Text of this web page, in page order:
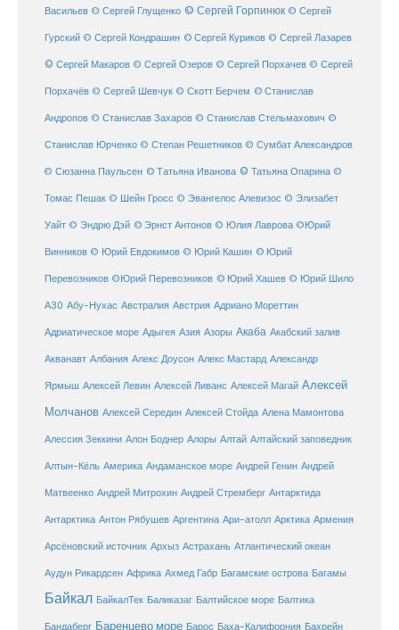
Васильев © Сергей Глущенко © Сергей Горпинюк © Сергей
Гурский © Сергей Кондрашин © Сергей Куриков © Сергей Лазарев
© Сергей Макаров © Сергей Озеров © Сергей Порхачев © Сергей
Порхачёв © Сергей Шевчук © Скотт Берчем © Станислав
Андропов © Станислав Захаров © Станислав Стельмахович ©
Станислав Юрченко © Степан Решетников © Сумбат Александров
© Сюзанна Паульсен © Татьяна Иванова © Татьяна Опарина ©
Томас Пешак © Шейн Гросс © Эвангелос Алевизос © Элизабет
Уайт © Эндрю Дэй © Эрнст Антонов © Юлия Лаврова ©Юрий
Винников © Юрий Евдокимов © Юрий Кашин © Юрий
Перевозников ©Юрий Перевозников © Юрий Хашев © Юрий Шило
А30 Абу-Нухас Австралия Австрия Адриано Мореттин
Адриатическое море Адыгея Азия Азоры Акаба Акабский залив
Акванавт Албания Алекс Доусон Алекс Мастард Александр
Ярмыш Алексей Левин Алексей Ливанс Алексей Магай Алексей
Молчанов Алексей Середин Алексей Стойда Алена Мамонтова
Алессия Зеккини Алон Боднер Алоры Алтай Алтайский заповедник
Алтын-Кёль Америка Андаманское море Андрей Генин Андрей
Матвеенко Андрей Митрохин Андрей Стремберг Антарктида
Антарктика Антон Рябушев Аргентина Ари-атолл Арктика Армения
Арсёновский источник Архыз Астрахань Атлантический океан
Аудун Рикардсен Африка Ахмед Габр Багамские острова Багамы
Байкал БайкалТек Баликазаг Балтийское море Балтика
Бандаберг Баренцево море Барос Баха-Калифорния Бахрейн